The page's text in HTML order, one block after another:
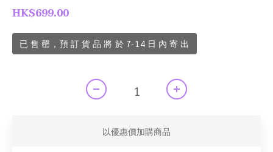
HK$699.00
已 售 罄，預 訂 貨 品 將 於 7-14 日 內 寄 出
以優惠價加購商品